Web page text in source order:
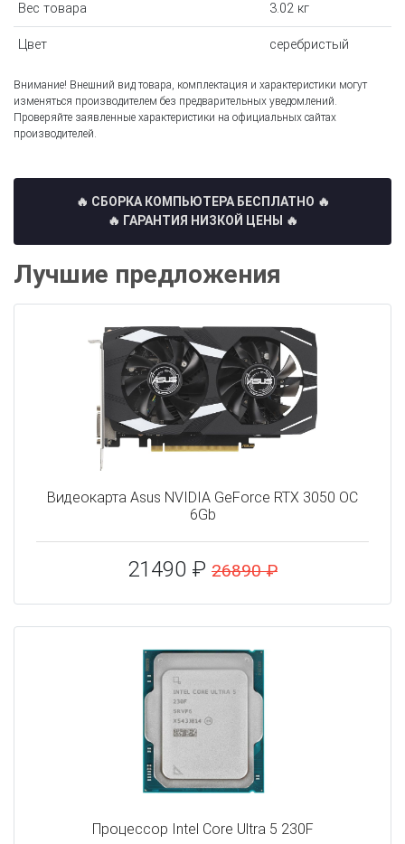
Вес товара 3.02 кг
Цвет серебристый
Внимание! Внешний вид товара, комплектация и характеристики могут
изменяться производителем без предварительных уведомлений.
Проверяйте заявленные характеристики на официальных сайтах
производителей.
🔥 СБОРКА КОМПЬЮТЕРА БЕСПЛАТНО 🔥
🔥 ГАРАНТИЯ НИЗКОЙ ЦЕНЫ 🔥
Лучшие предложения
Видеокарта Asus NVIDIA GeForce RTX 3050 OC
6Gb
21490 ₽ 26890 ₽
Процессор Intel Core Ultra 5 230F